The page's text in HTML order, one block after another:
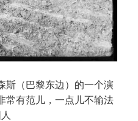
斯（巴黎东边）的一个演
常有范儿，一点儿不输法